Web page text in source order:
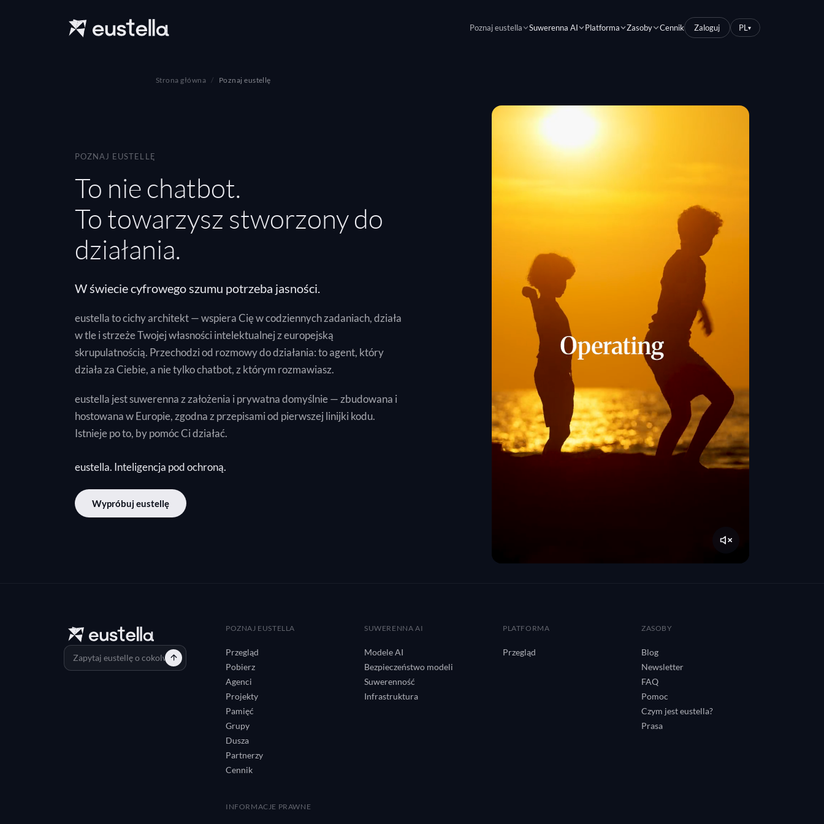
Poznaj eustella Suwerenna AI Platforma Zasoby Cennik Zaloguj PL▾
Strona główna Poznaj eustellę
POZNAJ EUSTELLĘ
To nie chatbot.
To towarzysz stworzony do
działania.
W świecie cyfrowego szumu potrzeba jasności.
eustella to cichy architekt — wspiera Cię w codziennych zadaniach, działa
w tle i strzeże Twojej własności intelektualnej z europejską
skrupulatnością. Przechodzi od rozmowy do działania: to agent, który
działa za Ciebie, a nie tylko chatbot, z którym rozmawiasz.
eustella jest suwerenna z założenia i prywatna domyślnie — zbudowana i
hostowana w Europie, zgodna z przepisami od pierwszej linijki kodu.
Istnieje po to, by pomóc Ci działać.
eustella. Inteligencja pod ochroną.
Wypróbuj eustellę
POZNAJ EUSTELLA
Przegląd
Pobierz
Agenci
Projekty
Pamięć
Grupy
Dusza
Partnerzy
Cennik
SUWERENNA AI
Modele AI
Bezpieczeństwo modeli
Suwerenność
Infrastruktura
PLATFORMA
Przegląd
ZASOBY
Blog
Newsletter
FAQ
Pomoc
Czym jest eustella?
Prasa
INFORMACJE PRAWNE